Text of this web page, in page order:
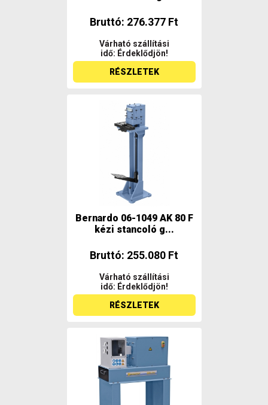
Bruttó: 276.377 Ft
Várható szállítási
idő: Érdeklődjön!
RÉSZLETEK
Bernardo 06-1049 AK 80 F
kézi stancoló g...
Bruttó: 255.080 Ft
Várható szállítási
idő: Érdeklődjön!
RÉSZLETEK